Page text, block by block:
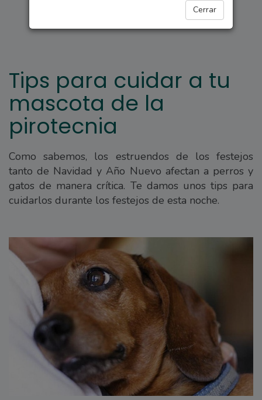
Cerrar
Tips para cuidar a tu
mascota de la
pirotecnia
Como sabemos, los estruendos de los festejos
tanto de Navidad y Año Nuevo afectan a perros y
gatos de manera crítica. Te damos unos tips para
cuidarlos durante los festejos de esta noche.